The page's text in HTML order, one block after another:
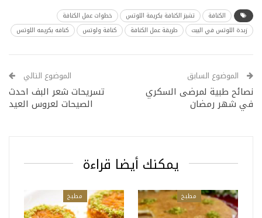
الكنافة تشيز الكنافة بكريمة اللوتس
خطوات عمل الكنافة
زبدة اللوتس في البيت
طريقة عمل الكنافة كنافة ولوتس كنافه بكريمه اللوتس
الموضوع السابق
نصائح طبية لمرضى السكري
في شهر رمضان
الموضوع التالي
تسريحات شعر البف احدث
الصيحات لعروس العيد
يمكنك أيضا قراءة
مطبخ مطبخ